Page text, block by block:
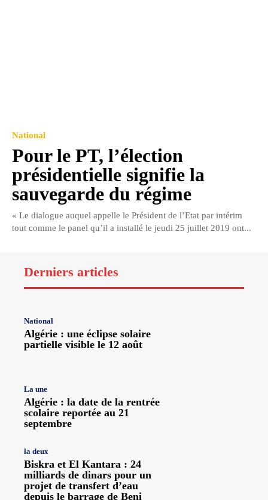
National
Pour le PT, l’élection
présidentielle signifie la
sauvegarde du régime
« Le dialogue auquel appelle le Président de l’Etat par intérim
tout comme le panel qu’il a installé le jeudi 25 juillet 2019 ont...
Derniers articles
National
Algérie : une éclipse solaire
partielle visible le 12 août
La une
Algérie : la date de la rentrée
scolaire reportée au 21
septembre
la deux
Biskra et El Kantara : 24
milliards de dinars pour un
projet de transfert d’eau
depuis le barrage de Beni